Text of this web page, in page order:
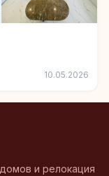
Grand Park
10.05.2026
и релокация